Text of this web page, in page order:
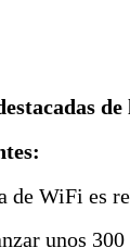
de WiFi es
unos